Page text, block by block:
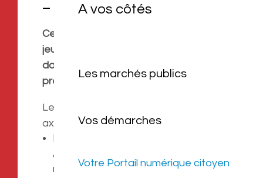
A vos côtés
Les marchés publics
Vos démarches
Votre Portail numérique citoyen
– PIJ (structure labellisée)
Ce dispositif vise à favoriser l’accès des
jeunes à l’information dans divers
domaines : emploi, formation, loisirs,
prévention …
Le PIJ de Cabestany s’engage sur 3
axes :
Aide à la rédaction de C.V, lettre de
motivation, accompagnement de